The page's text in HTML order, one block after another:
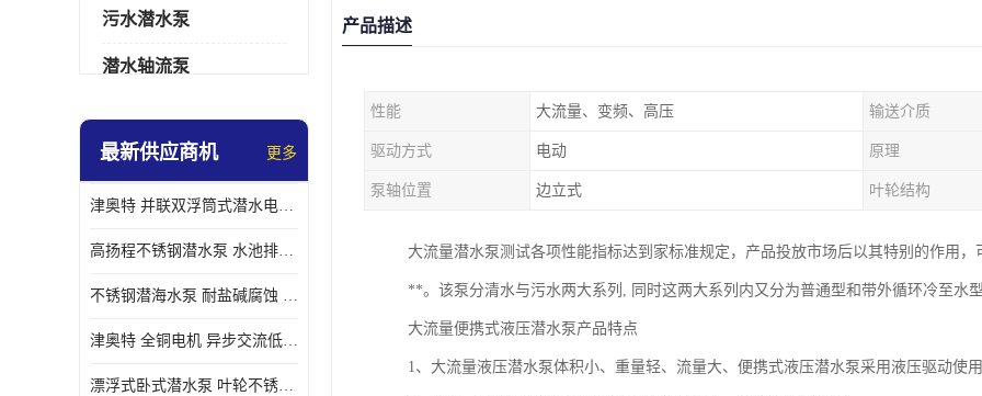
污水潜水泵
潜水轴流泵
螺旋离心泵
控制柜
最新供应商机 更多
津奥特 并联双浮筒式潜水电泵 矿山抢险泵 大流量卧式安装 可提供定制
高扬程不锈钢潜水泵 水池排水 变频 井用潜水电泵供应 能耗低 工厂批发
不锈钢潜海水泵 耐盐碱腐蚀 大流量 立式卧式下吸式安装 厂家定制
津奥特 全铜电机 异步交流低压潜水电机 运行稳定售后质保 致电咨询
漂浮式卧式潜水泵 叶轮不锈钢材质 大流量 变频抽水泵 厂家质保售后
产品描述
性能 大流量、变频、高压 输送介质
驱动方式 电动 原理
泵轴位置 边立式 叶轮结构
大流量潜水泵测试各项性能指标达到家标准规定，产品投放市场后以其特别的作用
**。该泵分清水与污水两大系列, 同时这两大系列内又分为普通型和带外循环冷至水
大流量便携式液压潜水泵产品特点
1、大流量液压潜水泵体积小、重量轻、流量大、便携式液压潜水泵采用液压驱动使